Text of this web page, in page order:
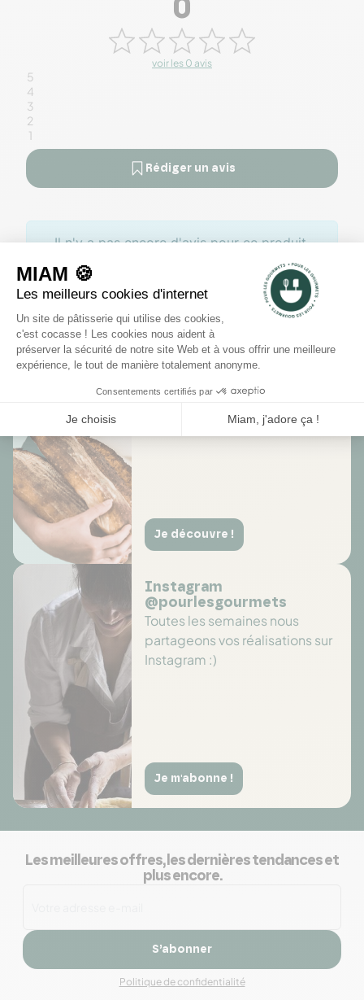
0
voir les 0 avis
5
4
3
2
1
Rédiger un avis
Il n'y a pas encore d'avis pour ce produit.
Des offres toute l’année
Profitez de promotions tout au
sélections de produits
Je découvre !
Instagram
@pourlesgourmets
Toutes les semaines nous
partageons vos réalisations sur
Instagram :)
Je m'abonne !
Les meilleures offres, les dernières tendances et
plus encore.
S’abonner
Politique de confidentialité